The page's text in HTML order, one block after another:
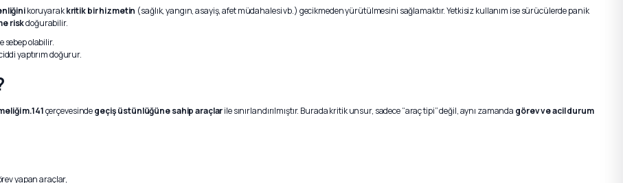
koruyarakkritik bir hizmetin (sağlık, yangın, asayiş, afet müdahalesi vb.) gecikmeden yürütülmesini sağlamaktır. Yetkisiz kullanım ise sürücülerde panik
riskdoğurabilir.
sebep olabilir.
yaptırım doğurur.
m.141çerçevesindegeçiş üstünlüğüne sahip araçlarile sınırlandırılmıştır. Burada kritik unsur, sadece “araç tipi” değil, aynı zamanda görev ve acil durum
yapan araçlar,